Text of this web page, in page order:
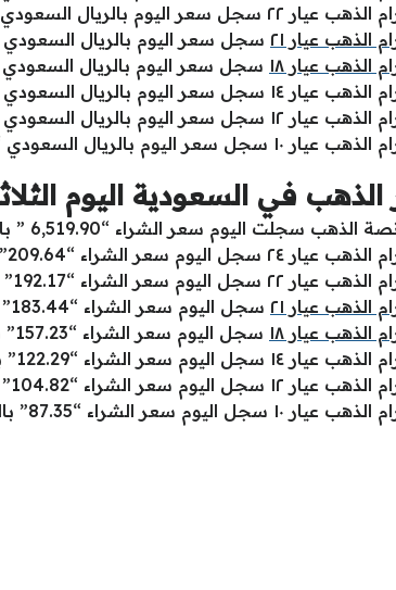
سجل سعر اليوم بالريال السعودي “192.17” مقابل السعر بالدولار الأمريكي “51.17”.
الذهب عيار ٢١
سجل سعر اليوم بالريال السعودي “183.44” مقابل السعر بالدولار الأمريكي
الذهب عيار ١٨
سجل سعر اليوم بالريال السعودي “157.23” مقابل السعر بالدولار الأمريكي
سجل سعر اليوم بالريال السعودي “122.29” مقابل السعر بالدولار الأمريكي “32.56”.
سجل سعر اليوم بالريال السعودي “104.82” مقابل السعر بالدولار الأمريكي “27.91”.
سجل سعر اليوم بالريال السعودي “87.35” مقابل السعر بالدولار الأمريكي “23.26”.
في السعودية اليوم
سجلت اليوم سعر الشراء “6,519.90 ” بالريال السعودي مقابل سعر البيع “6,536.20 ” بالريال السعودي.
سجل اليوم سعر الشراء “209.64” بالريال السعودي مقابل سعر البيع “210.17” بالريال السعودي.
سجل اليوم سعر الشراء “192.17” بالريال السعودي مقابل سعر البيع “192.65” بالريال السعودي.
الذهب عيار ٢١
سجل اليوم سعر الشراء “183.44” بالريال السعودي مقابل سعر البيع “183.90” بالريال السعودي.
الذهب عيار ١٨
سجل اليوم سعر الشراء “157.23” بالريال السعودي مقابل سعر البيع “157.63” بالريال السعودي.
سجل اليوم سعر الشراء “122.29” بالريال السعودي مقابل سعر البيع “122.60” بالريال السعودي.
سجل اليوم سعر الشراء “104.82” بالريال السعودي مقابل سعر البيع “105.08” بالريال السعودي.
سجل اليوم سعر الشراء “87.35” بالريال السعودي مقابل سعر البيع “87.57” بالريال السعودي.